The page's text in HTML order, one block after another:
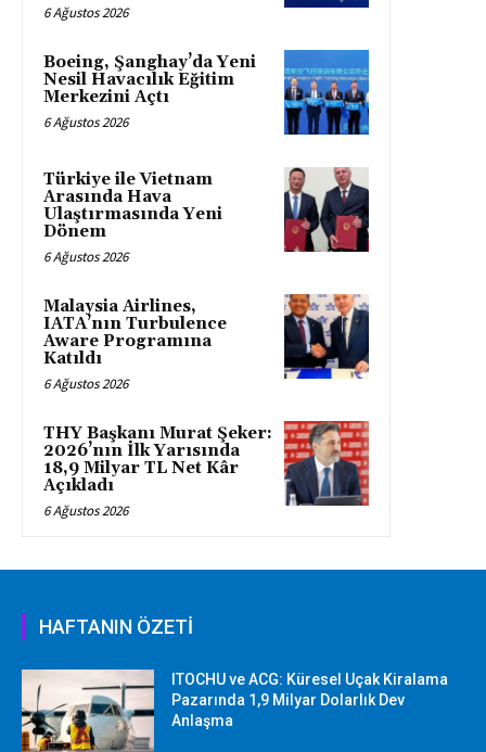
6 Ağustos 2026
Boeing, Şanghay’da Yeni
Nesil Havacılık Eğitim
Merkezini Açtı
6 Ağustos 2026
Türkiye ile Vietnam
Arasında Hava
Ulaştırmasında Yeni
Dönem
6 Ağustos 2026
Malaysia Airlines,
IATA’nın Turbulence
Aware Programına
Katıldı
6 Ağustos 2026
THY Başkanı Murat Şeker:
2026’nın İlk Yarısında
18,9 Milyar TL Net Kâr
Açıkladı
6 Ağustos 2026
HAFTANIN ÖZETİ
ITOCHU ve ACG: Küresel Uçak Kiralama
Pazarında 1,9 Milyar Dolarlık Dev
Anlaşma